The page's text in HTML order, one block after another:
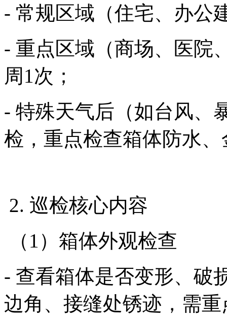
- 常规区域（住宅、办
- 重点区域（商场、医院
周1次；
- 特殊天气后（如台风、
检，重点检查箱体防水
2. 巡检核心内容
（1）箱体外观检查
- 查看箱体是否变形、破
边角、接缝处锈迹，需